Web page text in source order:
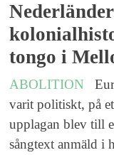
tongo i
ABOLITION
varit politiskt, på
upplagan blev till
sångtext anmäld i